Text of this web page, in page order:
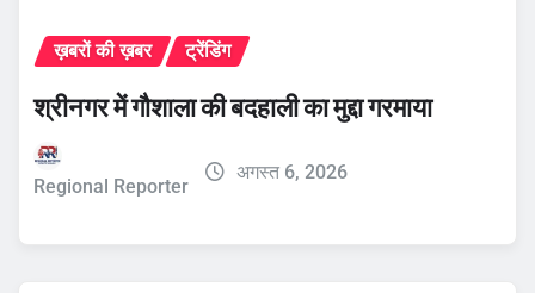
ख़बरों की ख़बर ट्रेंडिंग
श्रीनगर में गौशाला की बदहाली का मुद्दा गरमाया
Regional Reporter
अगस्त 6, 2026